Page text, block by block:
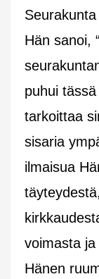
Hän sanoi,
puhui
tarkoittaa
sisaria
ilmaisua
voimasta
Hänen